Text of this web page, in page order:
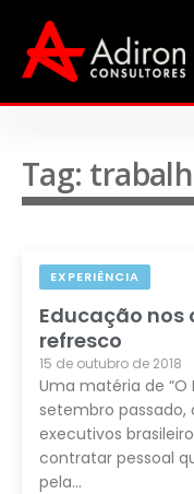
Tag:
EXPERIÊNCIA
Educação nos
refresco
15 de outubro de 2018
Uma matéria de “O
setembro passado,
executivos
contratar pessoal
pela…